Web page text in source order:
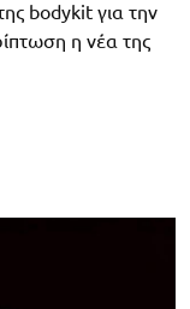
bodykit για την
η νέα της